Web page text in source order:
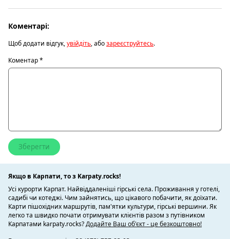
Коментарі:
Щоб додати відгук,увійдіть, абозареєструйтесь.
Коментар*
Якщо в Карпати, то з Karpaty.rocks!
Усі курорти Карпат. Найвіддаленіші гірські села. Проживання у готелі,
садибі чи котеджі. Чим зайнятись, що цікавого побачити, як доїхати.
Карти пішохідних маршрутів, пам'ятки культури, гірські вершини. Як
легко та швидко почати отримувати клієнтів разом з путівником
Карпатами karpaty.rocks?Додайте Ваш об'єкт - це безкоштовно!